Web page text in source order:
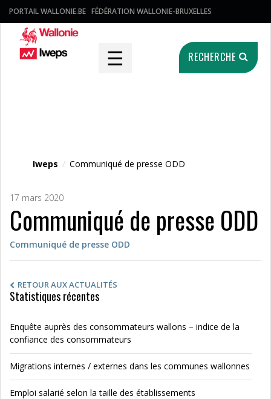
PORTAIL WALLONIE.BE FÉDÉRATION WALLONIE-BRUXELLES
☰ RECHERCHE
Iweps / Communiqué de presse ODD
17 mars 2020
Communiqué de presse ODD
Communiqué de presse ODD
RETOUR AUX ACTUALITÉS
Statistiques récentes
Enquête auprès des consommateurs wallons – indice de la
confiance des consommateurs
Migrations internes / externes dans les communes wallonnes
Emploi salarié selon la taille des établissements